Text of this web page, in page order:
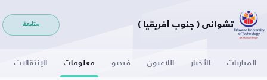
تشواني ( جنوب أفريقيا ) متابعة
المباريات الأخبار اللاعبون فيديو معلومات الإنتقالات